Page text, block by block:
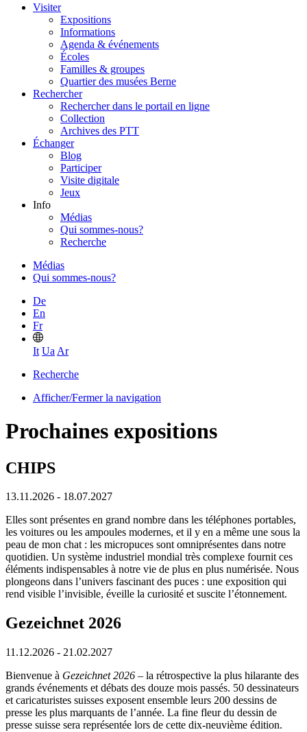
Visiter
Expositions
Informations
Agenda & événements
Écoles
Familles & groupes
Quartier des musées Berne
Rechercher
Rechercher dans le portail en ligne
Collection
Archives des PTT
Échanger
Blog
Participer
Visite digitale
Jeux
Info
Médias
Qui sommes-nous?
Recherche
Médias
Qui sommes-nous?
De
En
Fr
It Ua Ar
Recherche
Afficher/Fermer la navigation
Prochaines expositions
CHIPS
13.11.2026 - 18.07.2027
Elles sont présentes en grand nombre dans les téléphones portables,
les voitures ou les ampoules modernes, et il y en a même une sous la
peau de mon chat : les micropuces sont omniprésentes dans notre
quotidien. Un système industriel mondial très complexe fournit ces
éléments indispensables à notre vie de plus en plus numérisée. Nous
plongeons dans l’univers fascinant des puces : une exposition qui
rend visible l’invisible, éveille la curiosité et suscite l’étonnement.
Gezeichnet 2026
11.12.2026 - 21.02.2027
Bienvenue à Gezeichnet 2026 – la rétrospective la plus hilarante des
grands événements et débats des douze mois passés. 50 dessinateurs
et caricaturistes suisses exposent ensemble leurs 200 dessins de
presse les plus marquants de l’année. La fine fleur du dessin de
presse suisse sera représentée lors de cette dix-neuvième édition.